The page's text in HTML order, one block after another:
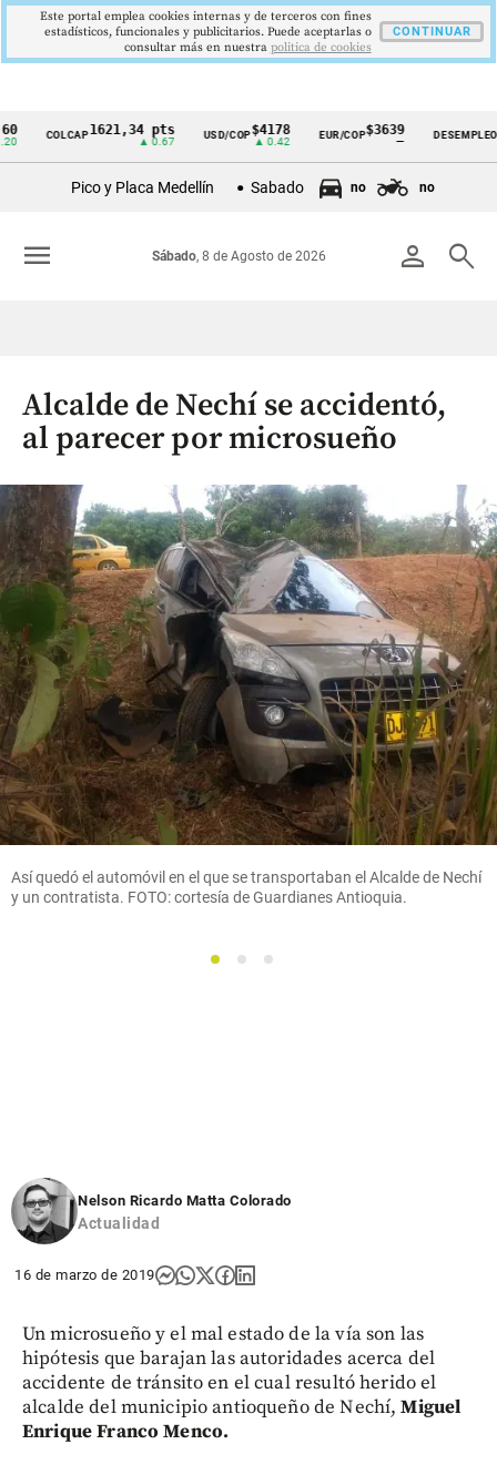
Cintillo
Colombia
COLCAP1621,34 pts
▲ 0.67
USD/COP$4178
▲ 0.42
EUR/COP$3639 DESEMPLEO9,9
▼
Pico y Placa Medellín Sabado no no
person search
Sábado, 8 de Agosto de 2026
menu
Alcalde de Nechí se accidentó,
al parecer por microsueño
Así quedó el automóvil en el que se transportaban el Alcalde de Nechí
y un contratista. FOTO: cortesía de Guardianes Antioquia.
1 2 3
Nelson Ricardo Matta Colorado
Actualidad
16 de marzo de 2019
Un microsueño y el mal estado de la vía son las
hipótesis que barajan las autoridades acerca del
accidente de tránsito en el cual resultó herido el
alcalde del municipio antioqueño de Nechí,Miguel
Enrique Franco Menco.
Este portal emplea cookies internas y de terceros con fines
estadísticos, funcionales y publicitarios. Puede aceptarlas o
consultar más en nuestra politica de cookies
CONTINUAR